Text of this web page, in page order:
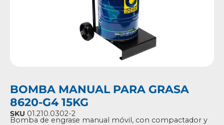
BOMBA MANUAL PARA GRASA
8620-G4 15KG
SKU 01.210.0302-2
Bomba de engrase manual móvil, con compactador y